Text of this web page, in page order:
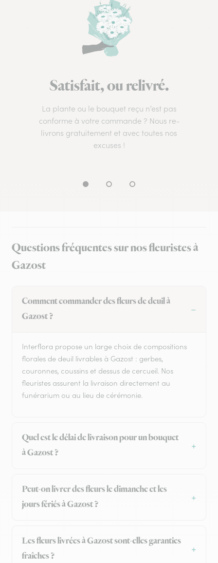
Satisfait, ou relivré.
La plante ou le bouquet reçu n’est pas
conforme à votre commande ? Nous re-
livrons gratuitement et avec toutes nos
excuses !
Questions fréquentes sur nos fleuristes à
Gazost
Comment commander des fleurs de deuil à
Gazost ?
Interflora propose un large choix de compositions
florales de deuil livrables à Gazost : gerbes,
couronnes, coussins et dessus de cercueil. Nos
fleuristes assurent la livraison directement au
funérarium ou au lieu de cérémonie.
Quel est le délai de livraison pour un bouquet
à Gazost ?
Peut-on livrer des fleurs le dimanche et les
jours fériés à Gazost ?
Les fleurs livrées à Gazost sont-elles garanties
fraîches ?